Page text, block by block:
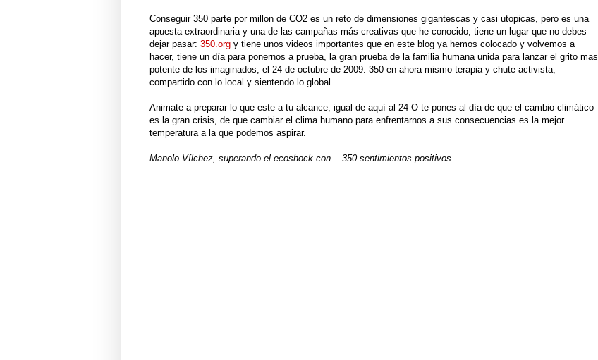
Conseguir 350 parte por millon de CO2 es un reto de dimensiones gigantescas y casi utopicas, pero es una
apuesta extraordinaria y una de las campañas más creativas que he conocido, tiene un lugar que no debes
dejar pasar: 350.org y tiene unos videos importantes que en este blog ya hemos colocado y volvemos a
hacer, tiene un día para ponernos a prueba, la gran prueba de la familia humana unida para lanzar el grito mas
potente de los imaginados, el 24 de octubre de 2009. 350 en ahora mismo terapia y chute activista,
compartido con lo local y sientendo lo global.
Animate a preparar lo que este a tu alcance, igual de aquí al 24 O te pones al día de que el cambio climático
es la gran crisis, de que cambiar el clima humano para enfrentarnos a sus consecuencias es la mejor
temperatura a la que podemos aspirar.
Manolo Vílchez, superando el ecoshock con ...350 sentimientos positivos...